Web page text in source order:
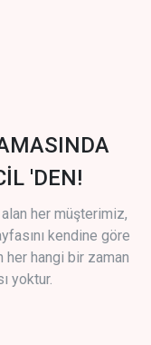
'DEN!
her müşterimiz,
kendine göre
hangi bir zaman
yoktur.